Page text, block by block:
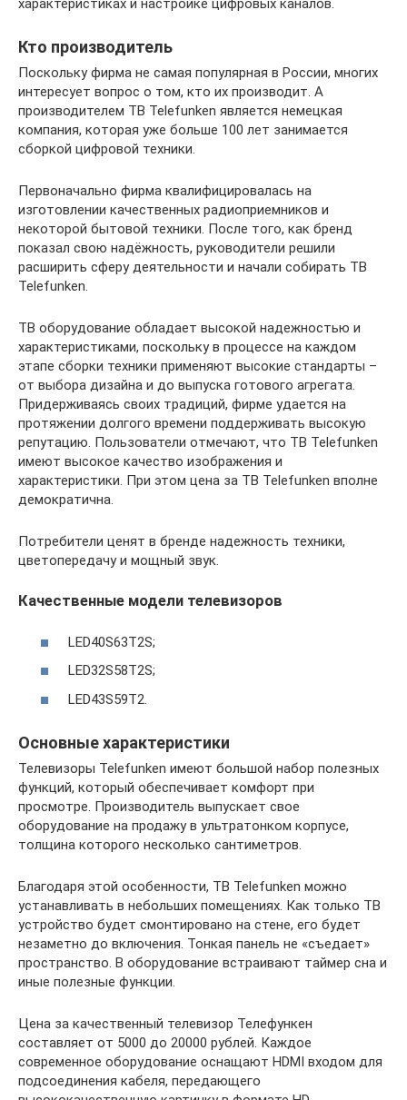
характеристиках и настройке цифровых каналов.
Кто производитель
Поскольку фирма не самая популярная в России, многих
интересует вопрос о том, кто их производит. А
производителем ТВ Telefunken является немецкая
компания, которая уже больше 100 лет занимается
сборкой цифровой техники.
Первоначально фирма квалифицировалась на
изготовлении качественных радиоприемников и
некоторой бытовой техники. После того, как бренд
показал свою надёжность, руководители решили
расширить сферу деятельности и начали собирать ТВ
Telefunken.
ТВ оборудование обладает высокой надежностью и
характеристиками, поскольку в процессе на каждом
этапе сборки техники применяют высокие стандарты –
от выбора дизайна и до выпуска готового агрегата.
Придерживаясь своих традиций, фирме удается на
протяжении долгого времени поддерживать высокую
репутацию. Пользователи отмечают, что ТВ Telefunken
имеют высокое качество изображения и
характеристики. При этом цена за ТВ Telefunken вполне
демократична.
Потребители ценят в бренде надежность техники,
цветопередачу и мощный звук.
Качественные модели телевизоров
LED40S63T2S;
LED32S58T2S;
LED43S59T2.
Основные характеристики
Телевизоры Telefunken имеют большой набор полезных
функций, который обеспечивает комфорт при
просмотре. Производитель выпускает свое
оборудование на продажу в ультратонком корпусе,
толщина которого несколько сантиметров.
Благодаря этой особенности, ТВ Telefunken можно
устанавливать в небольших помещениях. Как только ТВ
устройство будет смонтировано на стене, его будет
незаметно до включения. Тонкая панель не «съедает»
пространство. В оборудование встраивают таймер сна и
иные полезные функции.
Цена за качественный телевизор Телефункен
составляет от 5000 до 20000 рублей. Каждое
современное оборудование оснащают HDMI входом для
подсоединения кабеля, передающего